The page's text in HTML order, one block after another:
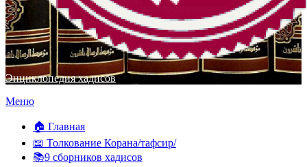
Энциклопедия хадисов
Перейти
содержимому
Меню
🏠 Главная
📖 Толкование Корана/тафсир/
📚9 сборников хадисов